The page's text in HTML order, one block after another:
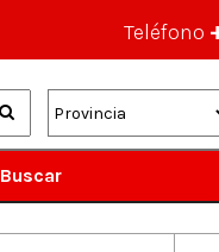
Teléfono
Buscar